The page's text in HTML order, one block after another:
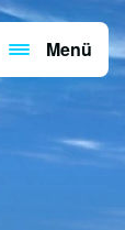
Menü